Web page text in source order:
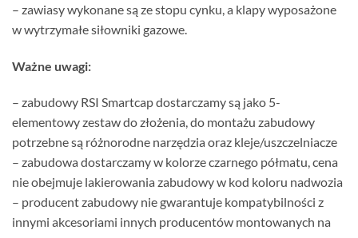
– zawiasy wykonane są ze stopu cynku, a klapy wyposażone
w wytrzymałe siłowniki gazowe.
Ważne uwagi:
– zabudowy RSI Smartcap dostarczamy są jako 5-
elementowy zestaw do złożenia, do montażu zabudowy
potrzebne są różnorodne narzędzia oraz kleje/uszczelniacze
– zabudowa dostarczamy w kolorze czarnego półmatu, cena
nie obejmuje lakierowania zabudowy w kod koloru nadwozia
– producent zabudowy nie gwarantuje kompatybilności z
innymi akcesoriami innych producentów montowanych na